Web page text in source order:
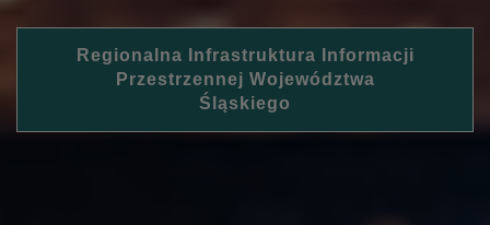
Regionalna Infrastruktura Informacji
Przestrzennej Województwa
Śląskiego